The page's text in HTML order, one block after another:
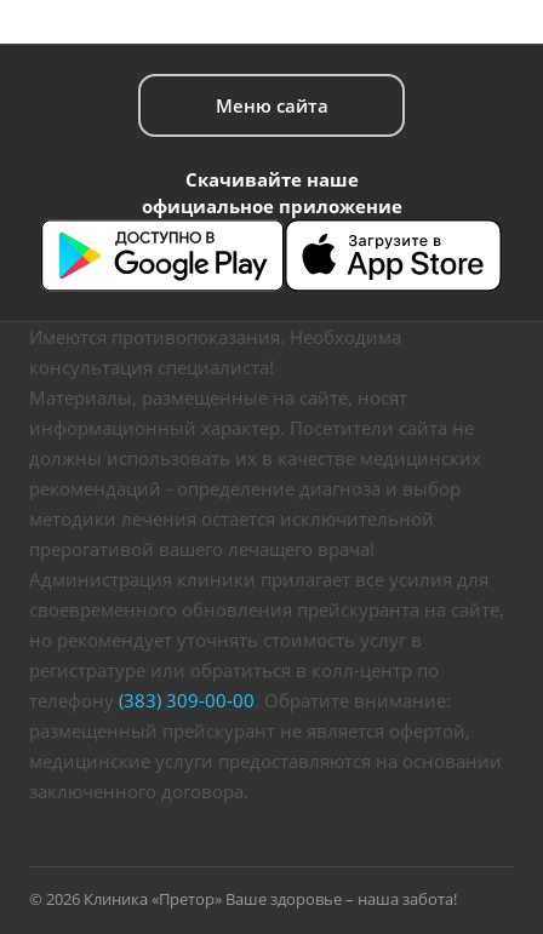
Меню сайта
Скачивайте наше
официальное приложение
Имеются противопоказания. Необходима
консультация специалиста!
Материалы, размещенные на сайте, носят
информационный характер. Посетители сайта не
должны использовать их в качестве медицинских
рекомендаций - определение диагноза и выбор
методики лечения остается исключительной
прерогативой вашего лечащего врача!
Администрация клиники прилагает все усилия для
своевременного обновления прейскуранта на сайте,
но рекомендует уточнять стоимость услуг в
регистратуре или обратиться в колл-центр по
телефону (383) 309-00-00. Обратите внимание:
размещенный прейскурант не является офертой,
медицинские услуги предоставляются на основании
заключенного договора.
© 2026 Клиника «Претор» Ваше здоровье – наша забота!